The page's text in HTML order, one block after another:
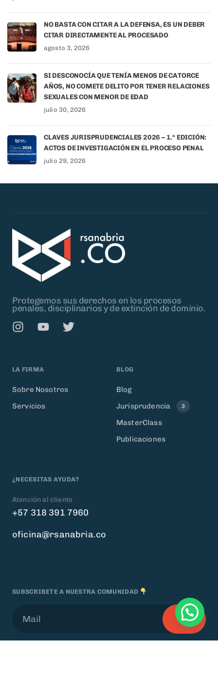
NO BASTA CON CITAR A LA DEFENSA, ES UN DEBER
CITAR DIRECTAMENTE AL PROCESADO
agosto 3, 2026
SI DESCONOCÍA QUE TENÍA MENOS DE CATORCE
AÑOS, NO COMETE DELITO POR TENER RELACIONES
SEXUALES CON MENOR DE EDAD
julio 30, 2026
CLAVES JURISPRUDENCIALES 2026 – 1.ª EDICIÓN:
ACTOS DE INVESTIGACIÓN EN EL PROCESO PENAL
julio 29, 2026
Protegemos sus derechos en los procesos
penales, disciplinarios y de extinción de dominio.
LA FIRMA
Sobre Nosotros
Servicios
BLOG
Blog
Jurisprudencia
3
MasterClass
Publicaciones
¿NECESITAS AYUDA?
Atención al cliente
+57 318 391 7960
oficina@rsanabria.co
SUBSCRIBETE A NUESTRA COMUNIDAD